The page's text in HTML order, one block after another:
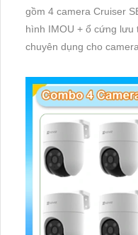
gồm 4 camera Cruiser
hình IMOU + ổ cứng lưu
chuyên dụng cho
cần giám sát ngoài trời